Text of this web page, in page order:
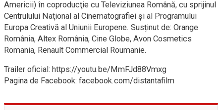
Americii) în coproducţie cu Televiziunea Română, cu sprijinul
Centrulului Naţional al Cinematografiei și al Programului
Europa Creativă al Uniunii Europene. Susținut de: Orange
România, Altex România, Cine Globe, Avon Cosmetics
Romania, Renault Commercial Roumanie.
Trailer oficial: https://youtu.be/MmFJd88Vmxg
Pagina de Facebook: facebook.com/distantafilm